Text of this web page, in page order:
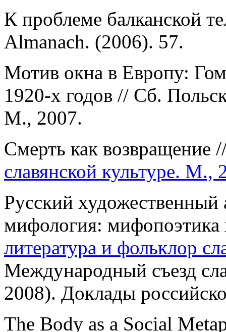
К проблеме балканской
Almanach. (2006). 57.
Мотив окна в Европу:
1920-х годов // Сб.
М., 2007.
Смерть как возвращение
славянской культуре. М.,
Русский художественный
мифология: мифопоэтика
литература и фольклор
Международный съезд
2008). Доклады
The Body as a Social